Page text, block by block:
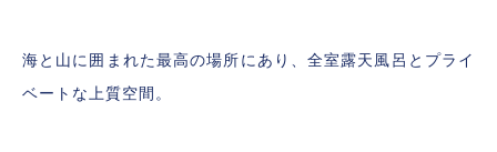
海と山に囲まれた最高の場所にあり、全室露天風呂とプライ
ベートな上質空間。